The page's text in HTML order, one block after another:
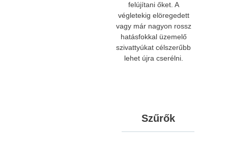
felújítani őket. A
végletekig elöregedett
vagy már nagyon rossz
hatásfokkal üzemelő
szivattyúkat célszerűbb
lehet újra cserélni.
Szűrők